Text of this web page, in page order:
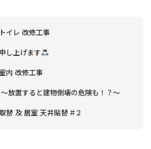
お問い合わせ
お電話でお気軽にお問い合わせください
082-291-9400
お見積もりは無料です
イレ 改修工事
し上げます
内 改修工事
放置すると建物倒壊の危険も！？～
替 及 居室 天井貼替 #２